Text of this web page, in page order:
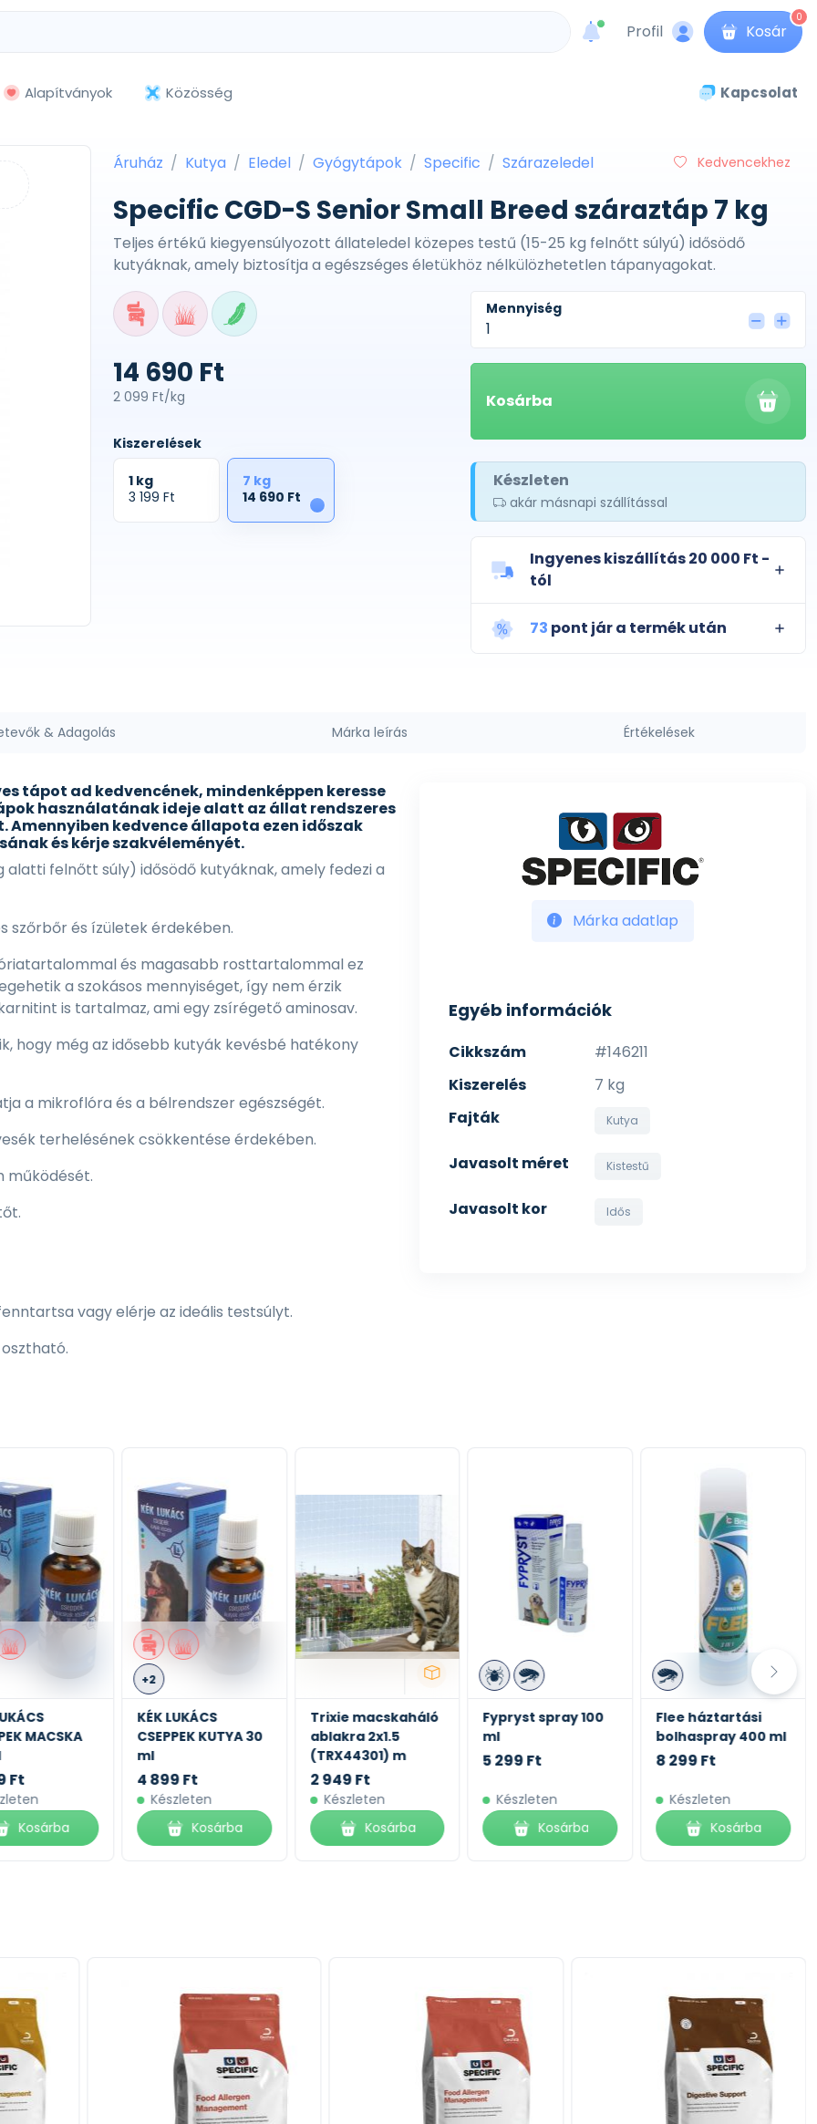
unread messages
Profil Kosár
0
Alapítványok Közösség Kapcsolat
Áruház Kutya Eledel Gyógytápok Specific Szárazeledel Kedvencekhez
Specific CGD-S Senior Small Breed száraztáp 7 kg
Teljes értékű kiegyensúlyozott állateledel közepes testű (15-25 kg felnőtt súlyú) idősödő
kutyáknak, amely biztosítja a egészséges életükhöz nélkülözhetetlen tápanyagokat.
14 690 Ft
2 099 Ft/kg
Kiszerelések
1 kg
3 199 Ft
1
7 kg
14 690 Ft
Mennyiség
Kosárba
Készleten
akár másnapi szállítással
Ingyenes kiszállítás 20 000 Ft -
tól
73 pont jár a termék után
& Adagolás Márka leírás Értékelések
tápot ad kedvencének, mindenképpen keresse
használatának ideje alatt az állat rendszeres
kedvence állapota ezen időszak
és kérje szakvéleményét.
felnőtt súly) idősödő kutyáknak, amely fedezi a
szőrbőr és ízületek érdekében.
és magasabb rosttartalommal ez
a szokásos mennyiséget, így nem érzik
is tartalmaz, ami egy zsírégető aminosav.
hogy még az idősebb kutyák kevésbé hatékony
a mikroflóra és a bélrendszer egészségét.
terhelésének csökkentése érdekében.
működését.
vagy elérje az ideális testsúlyt.
halolaj, hidrolizált állati fehérje, vitaminok és
oligoszaharidok forrás 0,02 %), rozmaring kivonat.
Márka adatlap
Egyéb információk
Cikkszám
#146211
Kiszerelés
7 kg
Fajták
Kutya
Javasolt méret Kistestű
Javasolt kor Idős
MACSKA
Ft
Kosárba
+2
KÉK LUKÁCS
CSEPPEK KUTYA 30
ml
4 899 Ft
Készleten
Kosárba
Trixie macskaháló
ablakra 2x1.5
(TRX44301) m
2 949 Ft
Készleten
Kosárba
Fypryst spray 100
ml
5 299 Ft
Készleten
Kosárba
Flee háztartási
bolhaspray 400 ml
8 299 Ft
Készleten
Kosárba